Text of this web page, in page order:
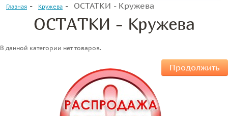
Главная Кружева ОСТАТКИ - Кружева
ОСТАТКИ - Кружева
В данной категории нет товаров.
Продолжить